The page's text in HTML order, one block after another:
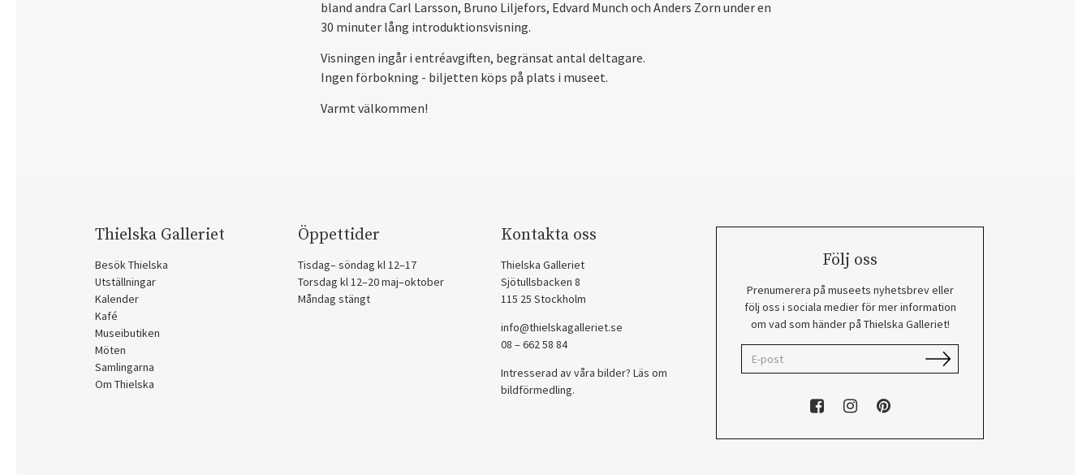
bland andra Carl Larsson, Bruno Liljefors, Edvard Munch och Anders Zorn under en
30 minuter lång introduktionsvisning.
Visningen ingår i entréavgiften, begränsat antal deltagare.
Ingen förbokning - biljetten köps på plats i museet.
Varmt välkommen!
Thielska Galleriet
Besök Thielska
Utställningar
Kalender
Kafé
Museibutiken
Möten
Samlingarna
Om Thielska
Öppettider
Tisdag– söndag kl 12–17
Torsdag kl 12–20 maj–oktober
Måndag stängt
Kontakta oss
Thielska Galleriet
Sjötullsbacken 8
115 25 Stockholm
info@thielskagalleriet.se
08 – 662 58 84
Intresserad av våra bilder? Läs om
bildförmedling.
Följ oss
Prenumerera på museets nyhetsbrev eller
följ oss i sociala medier för mer information
om vad som händer på Thielska Galleriet!